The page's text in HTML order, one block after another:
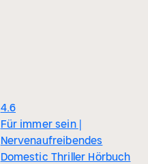
4.6
Für immer sein |
Nervenaufreibendes
Domestic Thriller Hörbuch